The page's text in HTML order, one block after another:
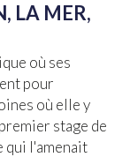
LA MER,
où ses
pour
où elle y
stage de
qui l'amenait